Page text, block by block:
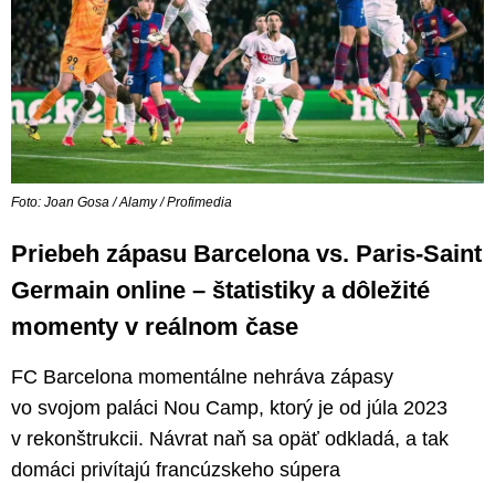
Foto: Joan Gosa / Alamy / Profimedia
Priebeh zápasu Barcelona vs. Paris-Saint
Germain online – štatistiky a dôležité
momenty v reálnom čase
FC Barcelona momentálne nehráva zápasy
vo svojom paláci Nou Camp, ktorý je od júla 2023
v rekonštrukcii. Návrat naň sa opäť odkladá, a tak
domáci privítajú francúzskeho súpera